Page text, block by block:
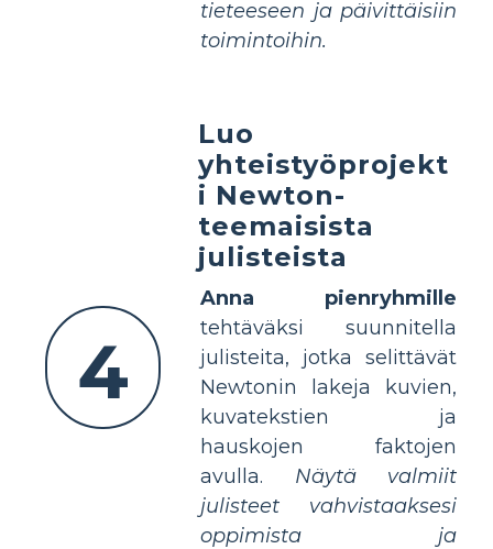
tieteeseen ja päivittäisiin
toimintoihin.
4
Luo
yhteistyöprojekt
i Newton-
teemaisista
julisteista
Anna pienryhmille
tehtäväksi suunnitella
julisteita, jotka selittävät
Newtonin lakeja kuvien,
kuvatekstien ja
hauskojen faktojen
avulla. Näytä valmiit
julisteet vahvistaaksesi
oppimista ja